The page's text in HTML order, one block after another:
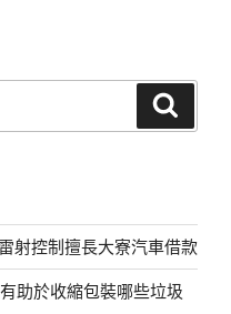
射控制擅長大寮汽車借款
助於收縮包裝哪些垃圾